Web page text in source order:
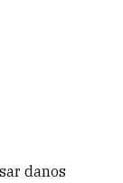
danos